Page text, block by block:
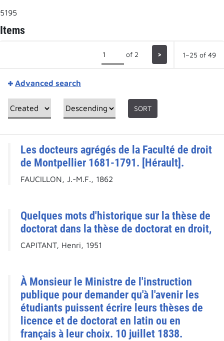
5195
Items
of 2 > 1–25 of 49
Advanced search
SORT
Les docteurs agrégés de la Faculté de droit
de Montpellier 1681-1791. [Hérault].
FAUCILLON, J.-M.F., 1862
Quelques mots d'historique sur la thèse de
doctorat dans la thèse de doctorat en droit,
CAPITANT, Henri, 1951
À Monsieur le Ministre de l'instruction
publique pour demander qu'à l'avenir les
étudiants puissent écrire leurs thèses de
licence et de doctorat en latin ou en
français à leur choix. 10 juillet 1838.